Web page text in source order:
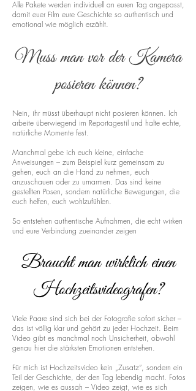
Alle Pakete werden individuell an euren Tag angepasst,
damit euer Film eure Geschichte so authentisch und
emotional wie möglich erzählt.
Muss man vor der Kamera
posieren können?
Nein, ihr müsst überhaupt nicht posieren können. Ich
arbeite überwiegend im Reportagestil und halte echte,
natürliche Momente fest.
Manchmal gebe ich euch kleine, einfache
Anweisungen – zum Beispiel kurz gemeinsam zu
gehen, euch an die Hand zu nehmen, euch
anzuschauen oder zu umarmen. Das sind keine
gestellten Posen, sondern natürliche Bewegungen, die
euch helfen, euch wohlzufühlen.
So entstehen authentische Aufnahmen, die echt wirken
und eure Verbindung zueinander zeigen
Braucht man wirklich einen
Hochzeitsvideografen?
Viele Paare sind sich bei der Fotografie sofort sicher –
das ist völlig klar und gehört zu jeder Hochzeit. Beim
Video gibt es manchmal noch Unsicherheit, obwohl
genau hier die stärksten Emotionen entstehen.
Für mich ist Hochzeitsvideo kein „Zusatz“, sondern ein
Teil der Geschichte, der den Tag lebendig macht. Fotos
zeigen, wie es aussah – Video zeigt, wie es sich